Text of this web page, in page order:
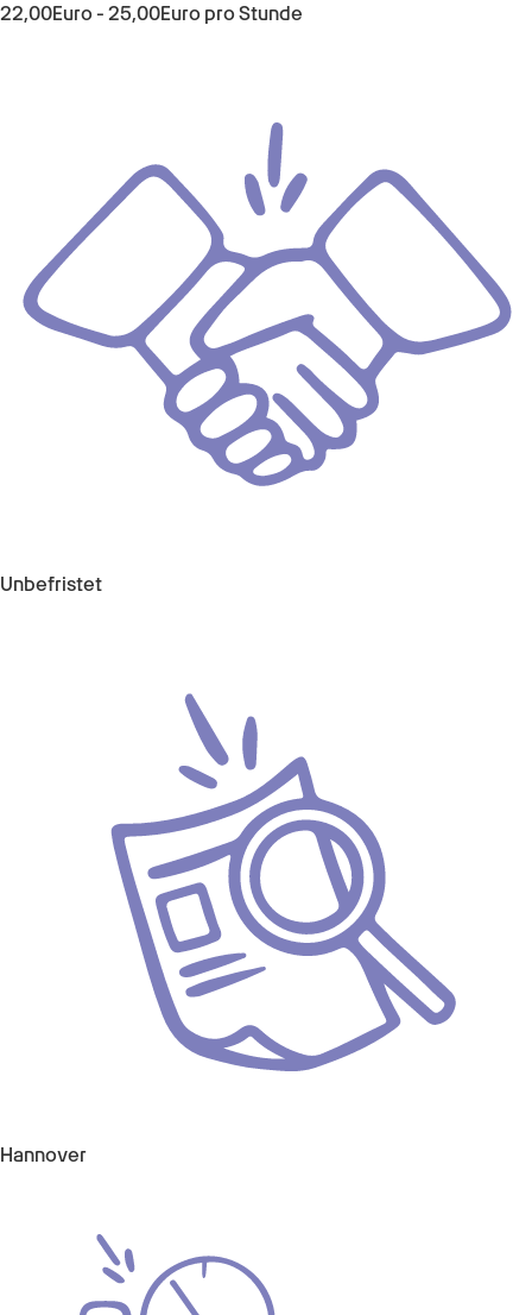
22,00Euro - 25,00Euro pro Stunde
Unbefristet
Hannover